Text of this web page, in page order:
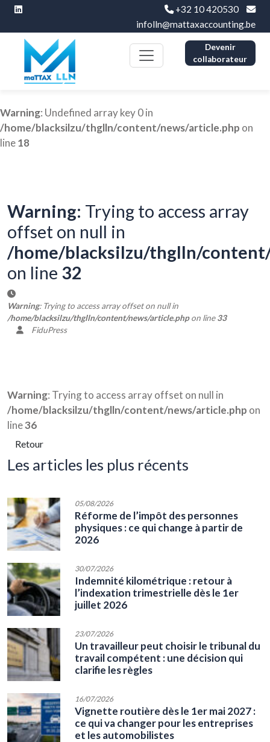
+32 10 420530
infolln@mattaxaccounting.be
Devenir
collaborateur
Warning: Undefined array key 0 in
/home/blacksilzu/thglln/content/news/article.php on
line18
Warning: Trying to access array
offset on null in
/home/blacksilzu/thglln/
on line 32
Warning: Trying to access array offset on null in
/home/blacksilzu/thglln/content/news/article.phpon line33
FiduPress
Warning: Trying to access array offset on null in
/home/blacksilzu/thglln/content/news/article.php on
line36
Retour
les articles les plus récents
05/08/2026
Réforme de l’impôt des personnes
physiques : ce qui change à partir de
2026
30/07/2026
Indemnité kilométrique : retour à
l’indexation trimestrielle dès le 1er
juillet 2026
23/07/2026
Un travailleur peut choisir le tribunal du
travail compétent : une décision qui
clarifie les règles
16/07/2026
Vignette routière dès le 1er mai 2027 :
ce qui va changer pour les entreprises
et les automobilistes